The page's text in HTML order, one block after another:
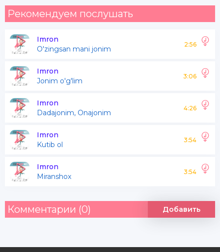
Jonim mani
G'ariblikda topgan
Mulki shonim mani
Goh yig'latib goh sarxush
Devona navo
Tomirimda qo'shiq aytgan
Qonim mani
Jonim mani ko'zim mani
Kiprigimda to'kilmagan
Yoshim mani
Рекомендуем послушать
Imron
O'zingsan mani jonim
2:56
Imron
Jonim o'g'lim
3:06
Imron
Dadajonim, Onajonim
4:26
Imron
Kutib ol
3:54
Imron
Miranshox
3:54
Комментарии (0) Добавить